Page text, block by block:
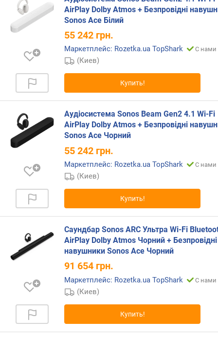
п
о
т
д
в
л
е
н
я
п
к
о
и
ч
т
в
р
е
AirPlay Dolby Atmos + Безпровідні
Sonos Ace Білий
55 242 грн.
Маркетплейс: Rozetka.ua TopShark С нами
(Киев)
Купить!
Аудіосистема Sonos Beam Gen2 4.1 Wi-Fi
AirPlay Dolby Atmos + Безпровідні
Sonos Ace Чорний
55 242 грн.
Маркетплейс: Rozetka.ua TopShark С нами
(Киев)
Купить!
Саундбар Sonos ARC Ультра Wi-Fi
AirPlay Dolby Atmos Чорний + Безпровідні
навушники Sonos Ace Чорний
91 654 грн.
Маркетплейс: Rozetka.ua TopShark С нами
(Киев)
Купить!